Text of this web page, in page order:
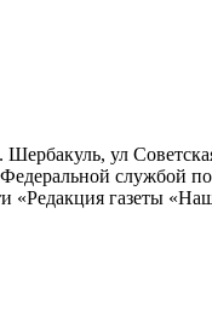
ул
службой по
газеты